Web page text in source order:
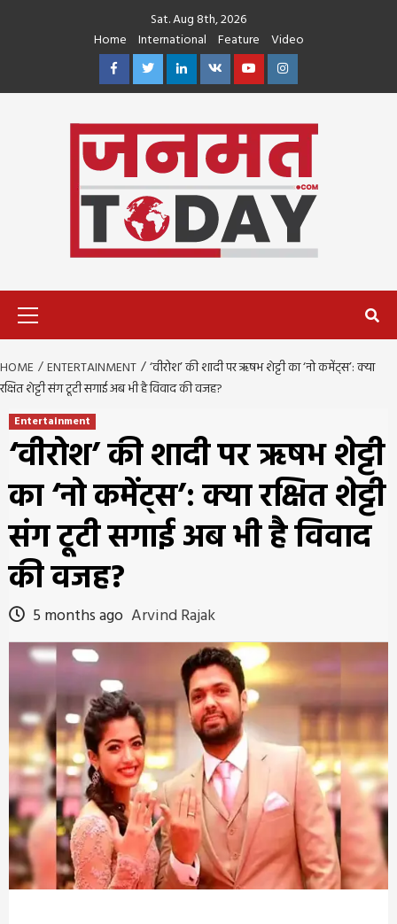
Sat. Aug 8th, 2026
Home
International Feature
Video
FacebookTwitterLinkedin
VK YoutubeInstagram
HOME ENTERTAINMENT
‘वीरोश’ की शादी पर ऋषभ शेट्टी का ‘नो कमेंट्स’: क्या
रक्षित शेट्टी संग टूटी सगाई अब भी है विवाद की वजह?
Entertainment
‘वीरोश’ की शादी पर ऋषभ शेट्टी
का ‘नो कमेंट्स’: क्या रक्षित शेट्टी
संग टूटी सगाई अब भी है विवाद
की वजह?
5 months ago Arvind Rajak